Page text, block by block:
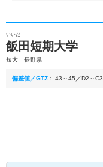
いいだ
飯田短期大学
短大 長野県
偏差値／GTZ ： 43～45／D2～C3